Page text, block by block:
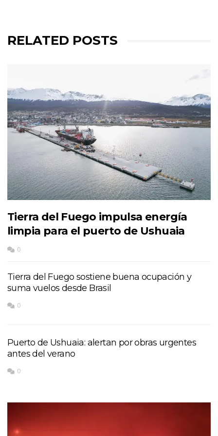
RELATED POSTS
Tierra del Fuego impulsa energía
limpia para el puerto de Ushuaia
0
Tierra del Fuego sostiene buena ocupación y
suma vuelos desde Brasil
0
Puerto de Ushuaia: alertan por obras urgentes
antes del verano
0